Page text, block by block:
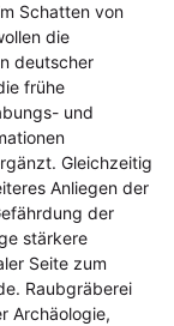
Schatten von
die
deutscher
frühe
und
Gleichzeitig
Anliegen der
der
stärkere
Seite zum
Raubgräberei
Archäologie,